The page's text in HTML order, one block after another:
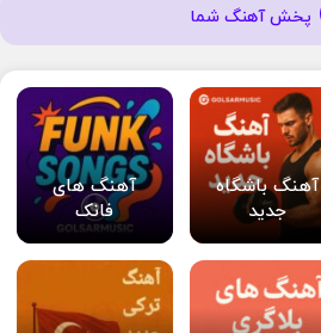
پخش آهنگ شما
آهنگ باشگاه
جدید
آهنگ های
فانک